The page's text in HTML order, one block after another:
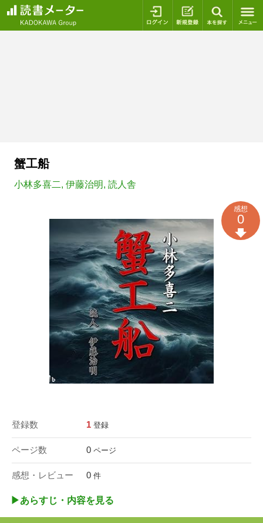
ログイン 新規登録
蟹工船
小林多喜二, 伊藤治明, 読人舎
登録数 1 登録
ページ数 0 ページ
感想・レビュー 0 件
感想
0
▶︎あらすじ・内容を見る